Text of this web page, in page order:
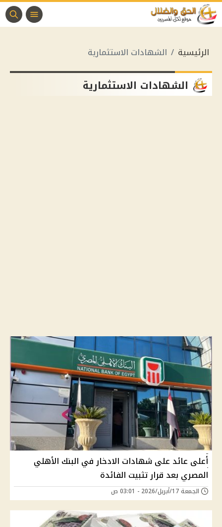
الرئيسية الشهادات الاستثمارية
الشهادات الاستثمارية
أعلى عائد على شهادات الادخار في البنك الأهلي
المصري بعد قرار تثبيت الفائدة
الجمعة 17/أبريل/2026 - 03:01 ص